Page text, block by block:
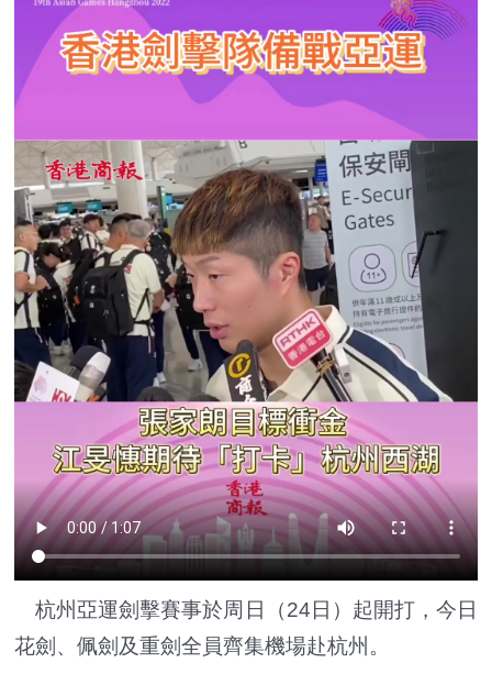
杭州亞運劍擊賽事於周日（24日）起開打，今日
花劍、佩劍及重劍全員齊集機場赴杭州。